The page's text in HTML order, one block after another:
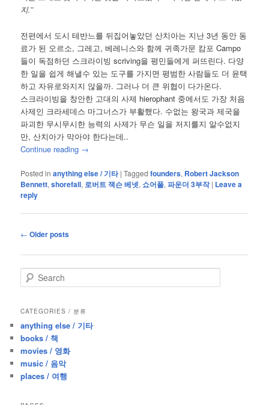
지.”
전편에서 도시 테반느를 뒤집어놓았던 산치아는 지난 3년 동안 동
료가 된 오르소, 그레고, 베레니스와 함께 귀족가문 캄포 Campo
들이 독점하던 스크라이빙 scriving을 평민들에게 퍼뜨린다. 다양
한 일을 쉽게 해낼수 있는 도구를 가지면 평범한 사람들도 더 윤택
하고 자유로와지지 않을까. 그러나 더 큰 위협이 다가온다.
스크라이빙을 창안한 고대의 사제 hierophant 중에서도 가장 처음
사제인 크라세데스 마그너스가 부활했다. 수없는 왕국과 제국을
파괴한 무시무시한 능력의 사제가 무슨 일을 저지를지 알수없지
만, 산치아가 막아야 한다는데..
Continue reading →
Posted in anything else / 기타 |Tagged founders, Robert Jackson
Bennett,shorefall, 로버트 잭슨 베넷, 쇼어폴,파운더 3부작 | Leave a
reply
Post
← Older posts
e
r
h
CATEGORIES / 분류
anything else / 기타
books / 책
movies / 영화
music / 음악
places / 여행